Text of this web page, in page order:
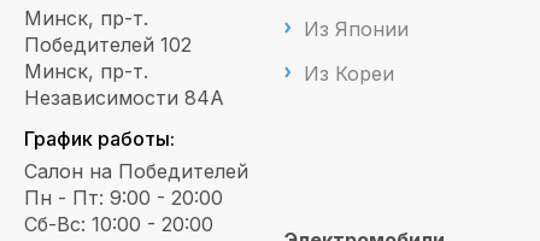
Минск, пр-т.
Победителей 102
Минск, пр-т.
Независимости 84А
График работы:
Салон на Победителей
Пн - Пт: 9:00 - 20:00
Сб-Вс: 10:00 - 20:00
Из Японии
Из Кореи